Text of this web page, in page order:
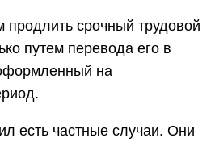
срочный трудовой
путем перевода его в
на
есть частные случаи. Они